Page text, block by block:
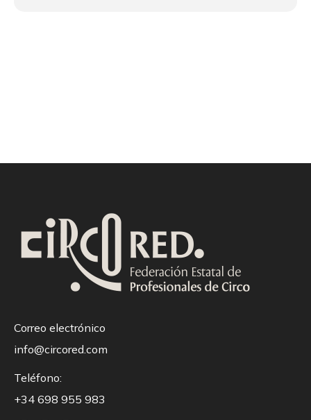
Correo electrónico
info@circored.com
Teléfono:
+34 698 955 983